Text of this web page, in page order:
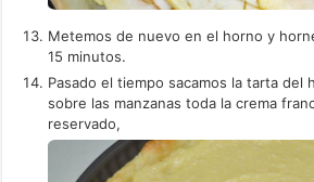
Metemos de nuevo en el horno y
15 minutos.
Pasado el tiempo sacamos la tarta del
sobre las manzanas toda la crema
reservado,